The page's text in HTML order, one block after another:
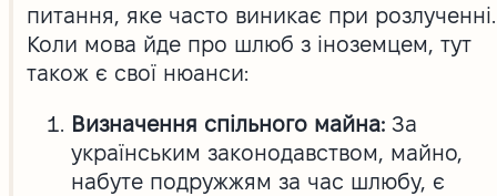
питання, яке часто виникає при розлученні.
Коли мова йде про шлюб з іноземцем, тут
також є свої нюанси:
Визначення спільного майна:За
українським законодавством, майно,
набуте подружжям за час шлюбу, є